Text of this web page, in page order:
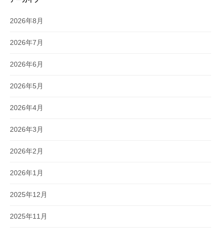
2026年8月
2026年7月
2026年6月
2026年5月
2026年4月
2026年3月
2026年2月
2026年1月
2025年12月
2025年11月